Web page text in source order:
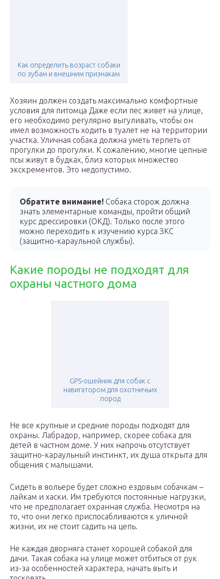
Как определить возраст собаки
по зубам и внешним признакам
Хозяин должен создать максимально комфортные
условия для питомца Даже если пес живет на улице,
его необходимо регулярно выгуливать, чтобы он
имел возможность ходить в туалет не на территории
участка. Уличная собака должна уметь терпеть от
прогулки до прогулки. К сожалению, многие цепные
псы живут в будках, близ которых множество
экскрементов. Это недопустимо.
Обратите внимание! Собака сторож должна
знать элементарные команды, пройти общий
курс дрессировки (ОКД). Только после этого
можно переходить к изучению курса ЗКС
(защитно-караульной службы).
Какие породы не подходят для
охраны частного дома
GPS-ошейник для собак с
навигатором для охотничьих
пород
Не все крупные и средние породы подходят для
охраны. Лабрадор, например, скорее собака для
детей в частном доме. У них напрочь отсутствует
защитно-караульный инстинкт, их душа открыта для
общения с малышами.
Сидеть в вольере будет сложно ездовым собачкам –
лайкам и хаски. Им требуются постоянные нагрузки,
что не предполагает охранная служба. Несмотря на
то, что они легко приспосабливаются к уличной
жизни, их не стоит садить на цепь.
Не каждая дворняга станет хорошей собакой для
дачи. Такая собака на улице может отбиться от рук
из-за особенностей характера, начать выть и